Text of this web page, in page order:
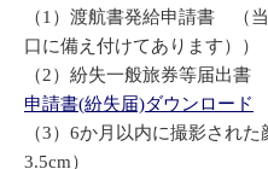
（1）渡航書発給申請書 （
口に備え付けてあります））
（2）紛失一般旅券等届出
申請書(紛失届)ダウンロード
（3）6か月以内に撮影され
3.5cm）